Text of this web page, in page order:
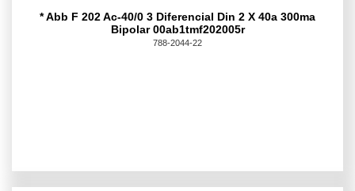
* Abb F 202 Ac-40/0 3 Diferencial Din 2 X 40a 300ma
Bipolar 00ab1tmf202005r
788-2044-22